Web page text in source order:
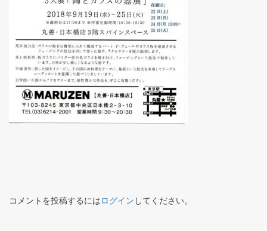
コメントを投稿するにはログイン してください。